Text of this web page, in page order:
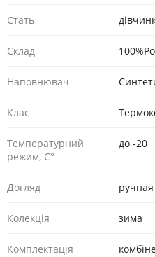
Стать
Склад
Наповнювач
Клас
Температурний
режим, С°
до -20
Догляд
Колекція зима
Комплектація